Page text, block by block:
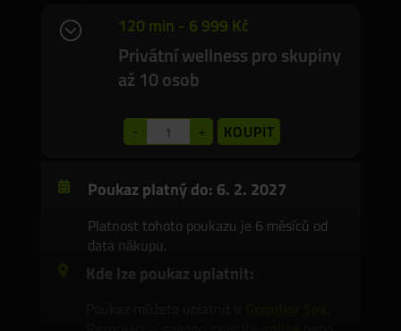
; 120 min - 6 999 Kč
Privátní wellness pro skupiny
až 10 osob
- + KOUPIT
Poukaz platný do: 6. 2. 2027
Platnost tohoto poukazu je 6 měsíců od
data nákupu.
Kde lze poukaz uplatnit: